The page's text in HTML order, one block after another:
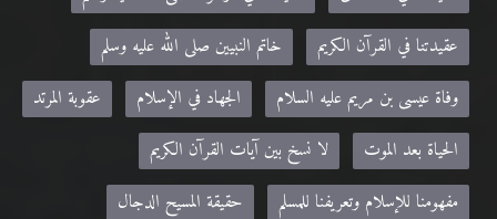
عقيدتنا في القرآن الكريم
خاتم النبيين صلى الله عليه وسلم
وفاة عيسى بن مريم عليه السلام
الجهاد في الإسلام
عقوبة المرتد
الحياة بعد الموت
لا نسخ بين آيات القرآن الكريم
مفهومنا للإسلام وتعريفنا للمسلم
حقيقة المسيح الدجال